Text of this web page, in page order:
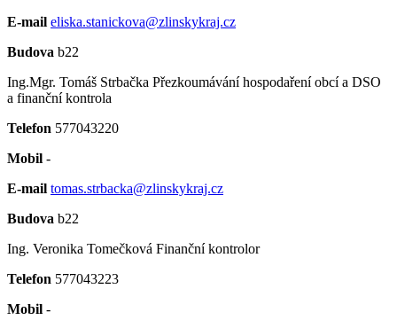
E-mail eliska.stanickova@zlinskykraj.cz
Budova b22
Ing.Mgr. Tomáš Strbačka Přezkoumávání hospodaření obcí a DSO
a finanční kontrola
Telefon 577043220
Mobil -
E-mail tomas.strbacka@zlinskykraj.cz
Budova b22
Ing. Veronika Tomečková Finanční kontrolor
Telefon 577043223
Mobil -